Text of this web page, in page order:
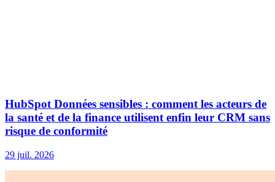
HubSpot Données sensibles : comment les acteurs de
la santé et de la finance utilisent enfin leur CRM sans
risque de conformité
29 juil. 2026